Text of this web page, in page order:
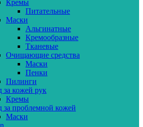
Кремы
Питательные
Маски
Альгинатные
Кремообразные
Тканевые
Очищающие средства
Маски
Пенки
Пилинги
за кожей рук
Кремы
за проблемной кожей
Маски